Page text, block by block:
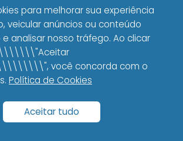
Definidas
uma boa chamada para
faz toda a diferença.
e objetivo:Utilize verbos
agora", "Descubra mais" ou
se".
para melhorar sua experiência
veicular anúncios ou conteúdo
analisar nosso tráfego. Ao clicar
você concorda com o
Política de Cookies
Aceitar tudo